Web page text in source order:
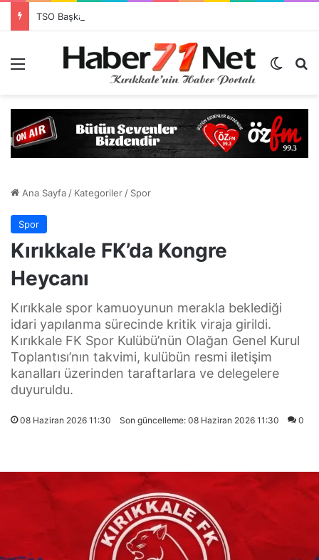
TSO Başkan Adayı Emrah Doğan’dan EXPOKALE Vizyonu
Dış
Ana Sayfa/ Kategoriler/ Spor
Spor
Kırıkkale FK’da Kongre
Heycanı
Kırıkkale spor kamuoyunun merakla beklediği
idari yapılanma sürecinde kritik viraja girildi.
Kırıkkale FK Spor Kulübü’nün Olağan Genel Kurul
Toplantısı’nın takvimi, kulübün resmi iletişim
kanalları üzerinden taraftarlara ve delegelere
duyuruldu.
08 Haziran 2026 11:30 Son güncelleme: 08 Haziran 2026 11:30 0